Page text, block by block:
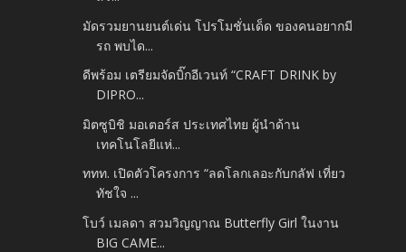
มัดรวมยานยนต์เด่น โปรโมชั่นเด็ด ของคนอยากมี
รถ พบได...
ดีพร้อม เตรียมจัดบิ๊กอีเวนท์ “CRAFT DRINK by
DIPRO...
มิตซูบิชิ มอเตอร์ส ประเทศไทย ผู้นำด้าน
เทคโนโลยีแห่...
ททท. เปิดตัวโครงการ “ลดโลกเลอะกับกลัฟ เที่ยว
ทัชใจ ...
โบว์ เมลดา สวมวิญญาณ Butterfly Girl ในงาน
BIG CAME...